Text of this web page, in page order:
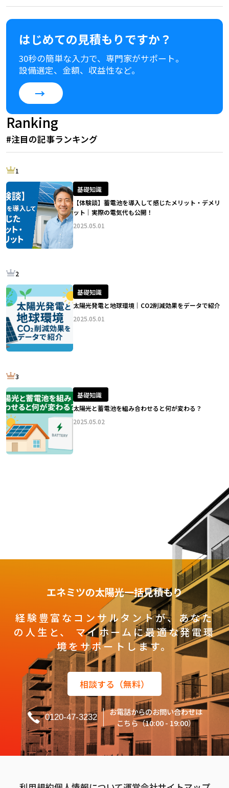
はじめての見積もりですか？
30秒の簡単な入力で、専門家がサポート。
設備選定、金額、収益性など。
→
Ranking
#注目の記事ランキング
1
基礎知識
【体験談】蓄電池を導入して感じたメリット・デメリ
ット｜実際の電気代も公開！
2025.05.01
2
基礎知識
太陽光発電と地球環境｜CO2削減効果をデータで紹介
2025.05.01
3
基礎知識
太陽光と蓄電池を組み合わせると何が変わる？
2025.05.02
エネミツの太陽光一括見積もり
経験豊富なコンサルタントが、あなた
の人生と、
マイホームに最適な発電環
境をサポートします。
相談する（無料）
0120-47-3232
お電話からのお問い合わせは
こちら（10:00 - 19:00）